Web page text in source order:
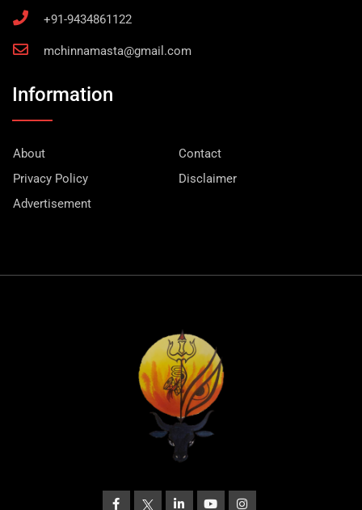
+91-9434861122
mchinnamasta@gmail.com
Information
About
Contact
Privacy Policy
Disclaimer
Advertisement